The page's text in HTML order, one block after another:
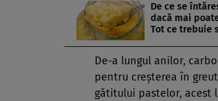
De ce se
dacă mai
Tot ce trebuie
De-a lungul anilor,
pentru creșterea în
gătitului pastelor, acest